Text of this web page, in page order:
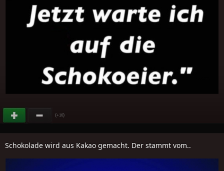
(+16)
Schokolade wird aus Kakao gemacht. Der stammt vom..